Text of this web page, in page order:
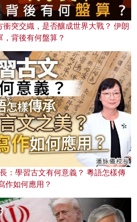
突交織，是否釀成世界大戰？ 伊朗
背後有何盤算？
：學習古文有何意義？ 粵語怎樣傳
作如何應用？